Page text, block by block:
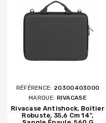
RÉFÉRENCE: 20300403000
MARQUE: RIVACASE
Rivacase Antishock, Boîtier
Robuste, 35,6 Cm 14",